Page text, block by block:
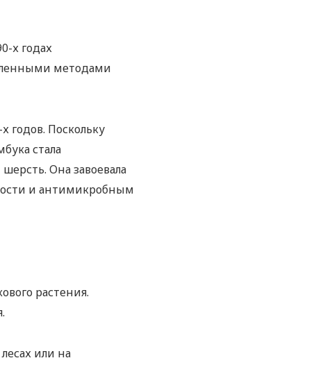
х годах
методами
годов. Поскольку
стала
Она завоевала
и антимикробным
растения.
или на